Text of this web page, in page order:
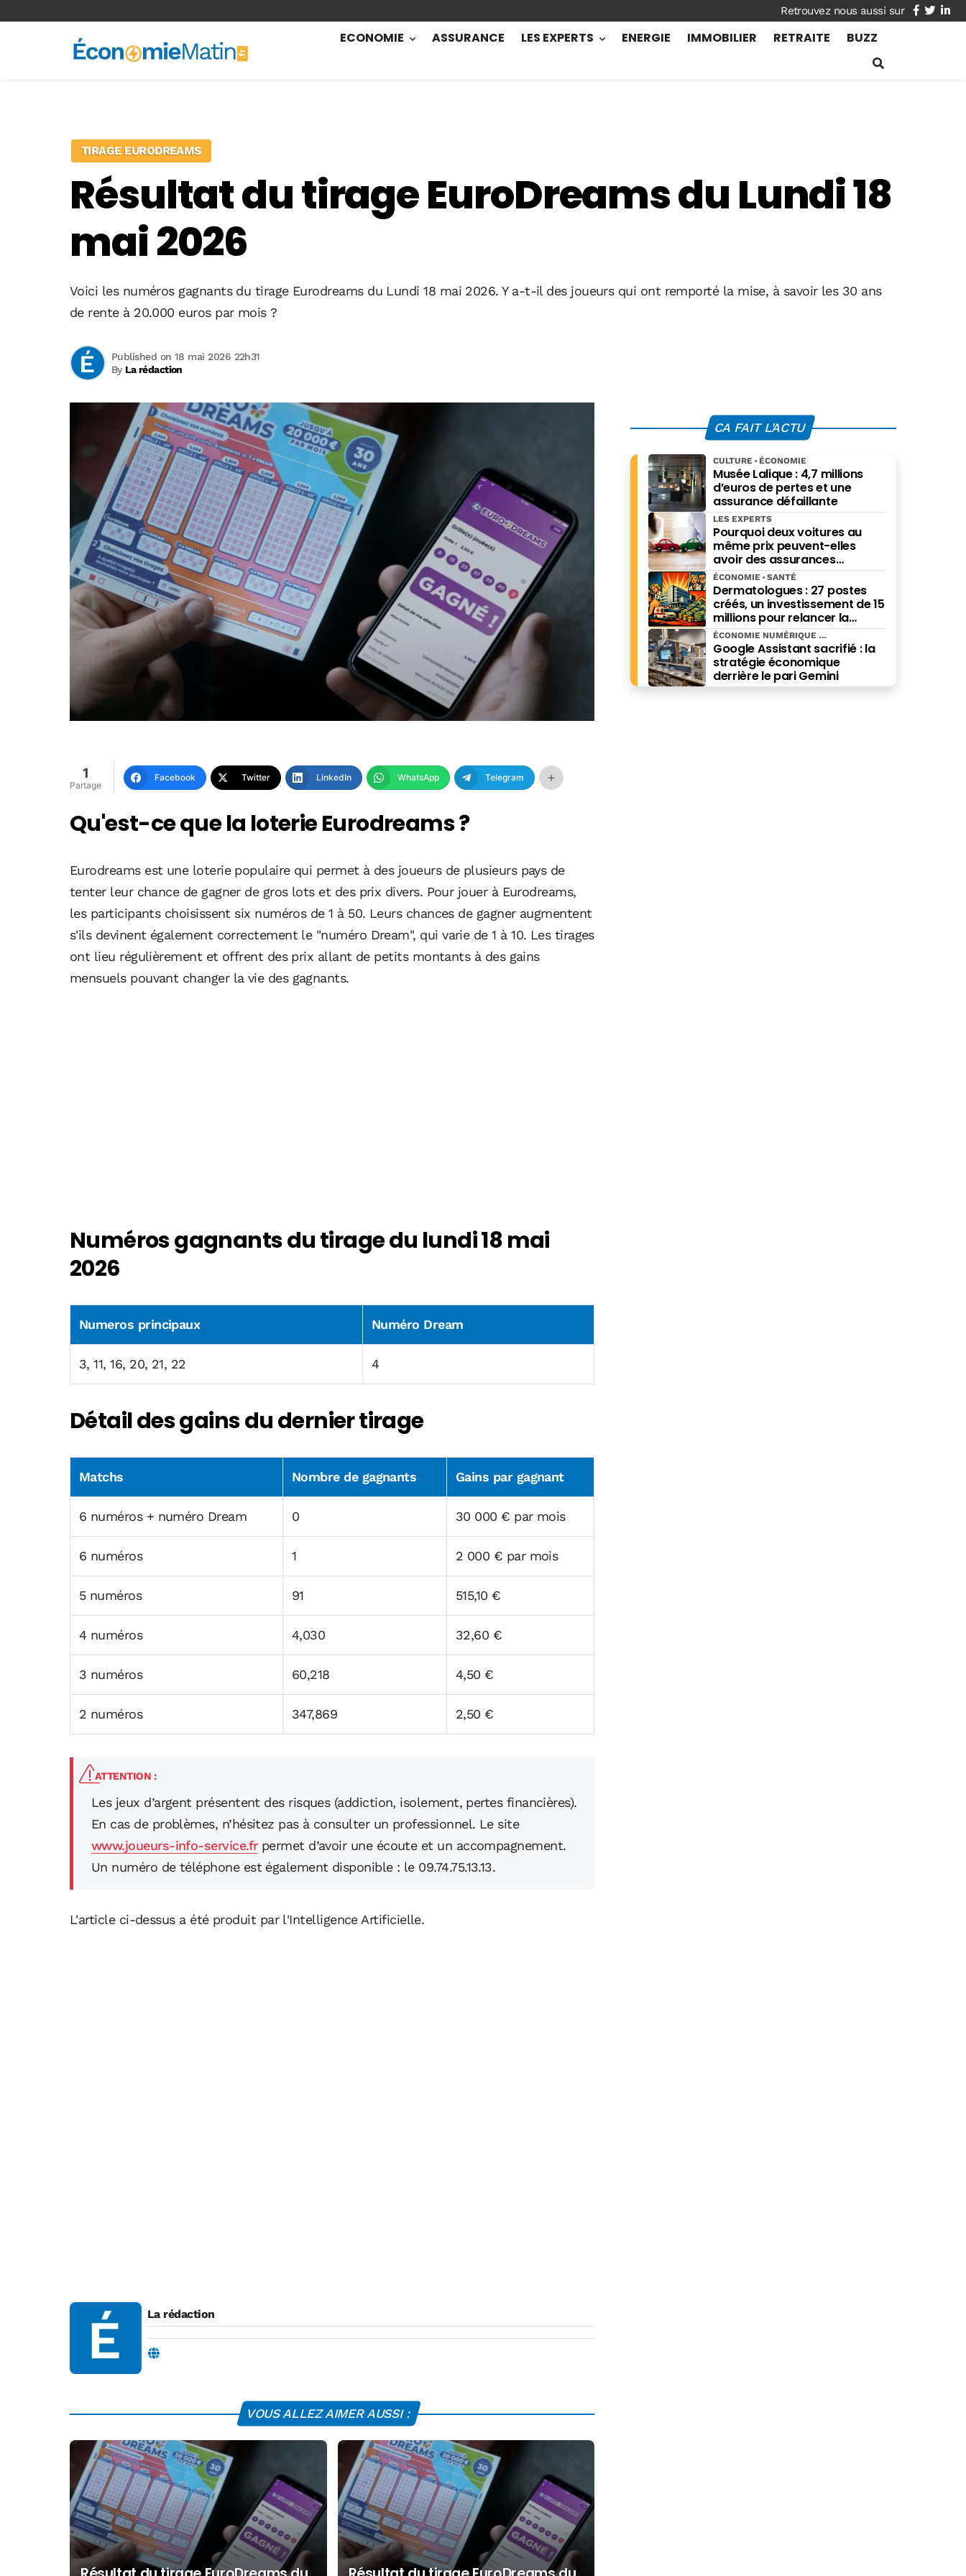
facebook
twitter
ECONOMIE ASSURANCE LES EXPERTS ENERGIE IMMOBILIER RETRAITE BUZZ
TIRAGE EURODREAMS
Résultat du tirage EuroDreams du Lundi 18
mai 2026
Voici les numéros gagnants du tirage Eurodreams du Lundi 18 mai 2026. Y a-t-il des joueurs qui ont remporté la mise, à savoir les 30 ans
de rente à 20.000 euros par mois ?
By La rédaction
Published on 18 mai 2026 22h31
1
Partage
Facebook Twitter LinkedIn WhatsApp Telegram
Qu'est-ce que la loterie Eurodreams ?
Eurodreams est une loterie populaire qui permet à des joueurs de plusieurs pays de
tenter leur chance de gagner de gros lots et des prix divers. Pour jouer à Eurodreams,
les participants choisissent six numéros de 1 à 50. Leurs chances de gagner augmentent
s'ils devinent également correctement le "numéro Dream", qui varie de 1 à 10. Les tirages
ont lieu régulièrement et offrent des prix allant de petits montants à des gains
mensuels pouvant changer la vie des gagnants.
Numéros gagnants du tirage du lundi 18 mai
2026
Numeros principaux Numéro Dream
3, 11, 16, 20, 21, 22 4
Détail des gains du dernier tirage
Matchs Nombre de gagnants Gains par gagnant
6 numéros + numéro Dream 0 30 000 € par mois
6 numéros 1 2 000 € par mois
5 numéros 91 515,10 €
4 numéros 4,030 32,60 €
3 numéros 60,218 4,50 €
2 numéros 347,869 2,50 €
ATTENTION :
Les jeux d’argent présentent des risques (addiction, isolement, pertes financières).
En cas de problèmes, n’hésitez pas à consulter un professionnel. Le site
www.joueurs-info-service.frpermet d’avoir une écoute et un accompagnement.
Un numéro de téléphone est également disponible : le 09.74.75.13.13.
L'article ci-dessus a été produit par l'Intelligence Artificielle.
La rédaction
VOUS ALLEZ AIMER AUSSI :
CA FAIT L'ACTU
Musée Lalique : 4,7 millions
d’euros de pertes et une
assurance défaillante
CULTURE ÉCONOMIE
Pourquoi deux voitures au
même prix peuvent-elles
avoir des assurances
différentes ?
LES EXPERTS
Dermatologues : 27 postes
créés, un investissement de 15
millions pour relancer la
spécialité
ÉCONOMIE SANTÉ
Google Assistant sacrifié : la
stratégie économique
derrière le pari Gemini
ÉCONOMIE NUMÉRIQUE